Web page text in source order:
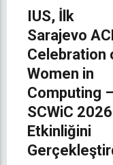
IUS, İlk
Sarajevo
Celebration
Women in
Computing –
SCWiC 2026
Etkinliğini